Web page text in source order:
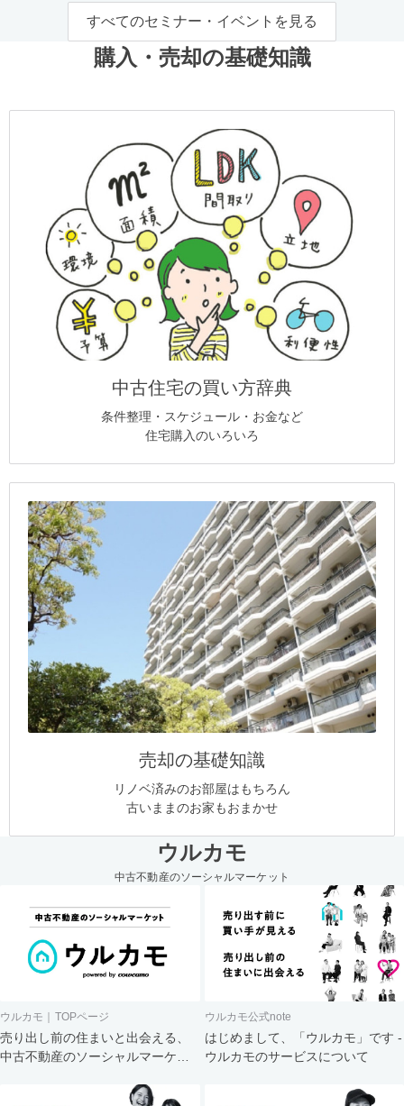
すべてのセミナー・イベントを見る
購入・売却の基礎知識
中古住宅の買い方辞典
条件整理・スケジュール・お金など
住宅購入のいろいろ
売却の基礎知識
リノベ済みのお部屋はもちろん
古いままのお家もおまかせ
ウルカモ
中古不動産のソーシャルマーケット
ウルカモ｜TOPページ
売り出し前の住まいと出会える、
中古不動産のソーシャルマーケッ
ウルカモ公式note
はじめまして、「ウルカモ」です -
ウルカモのサービスについて